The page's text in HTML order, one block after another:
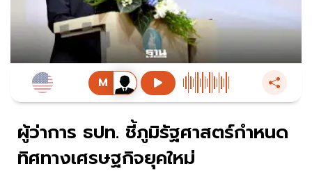
ผู้ว่าการ ธปท. ชี้ภูมิรัฐศาสตร์กำหนด
ทิศทางเศรษฐกิจยุคใหม่